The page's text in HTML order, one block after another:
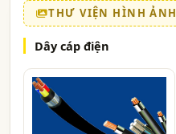
THƯ VIỆN HÌNH ẢNH
Dây cáp điện